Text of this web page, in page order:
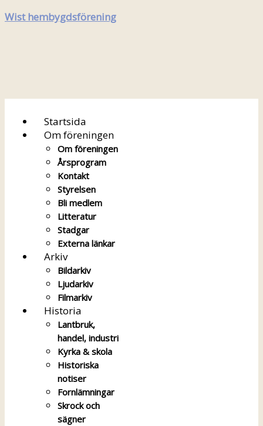
Wist hembygdsförening
Startsida
Om föreningen
Om föreningen
Årsprogram
Kontakt
Styrelsen
Bli medlem
Litteratur
Stadgar
Externa länkar
Arkiv
Bildarkiv
Ljudarkiv
Filmarkiv
Historia
Lantbruk,
handel, industri
Kyrka & skola
Historiska
notiser
Fornlämningar
Skrock och
sägner